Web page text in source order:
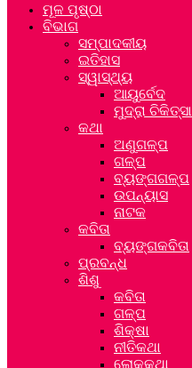
ମୂଳ ପୃଷ୍ଠା
ବିଭାଗ
ସମ୍ପାଦକୀୟ
ଇତିହାସ
ସ୍ୱାସ୍ଥ୍ୟ
ଆୟୁର୍ବେଦ
ମୁଦ୍ରା ଚିକିତ୍ସା
କଥା
ଅଣୁଗଳ୍ପ
ଗଳ୍ପ
ବ୍ୟଙ୍ଗଗଳ୍ପ
ଉପନ୍ୟାସ
ନାଟକ
କବିତା
ବ୍ୟଙ୍ଗକବିତା
ପ୍ରବନ୍ଧ
ଶିଶୁ
କବିତା
ଗଳ୍ପ
ଶିକ୍ଷା
ନୀତିକଥା
ଲୋକକଥା